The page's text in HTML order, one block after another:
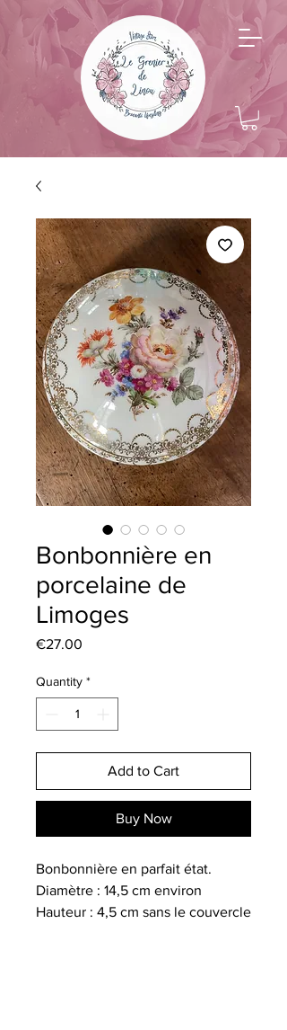
Bonbonnière en
porcelaine de
Limoges
€27.00
Quantity *
Add to Cart
Buy Now
Bonbonnière en parfait état.
Diamètre : 14,5 cm environ
Hauteur : 4,5 cm sans le couvercle